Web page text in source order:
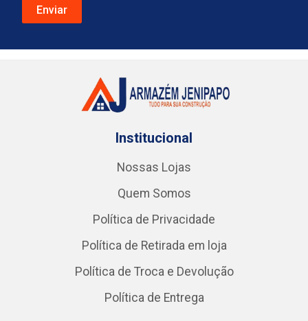
Institucional
Nossas Lojas
Quem Somos
Política de Privacidade
Política de Retirada em loja
Política de Troca e Devolução
Política de Entrega